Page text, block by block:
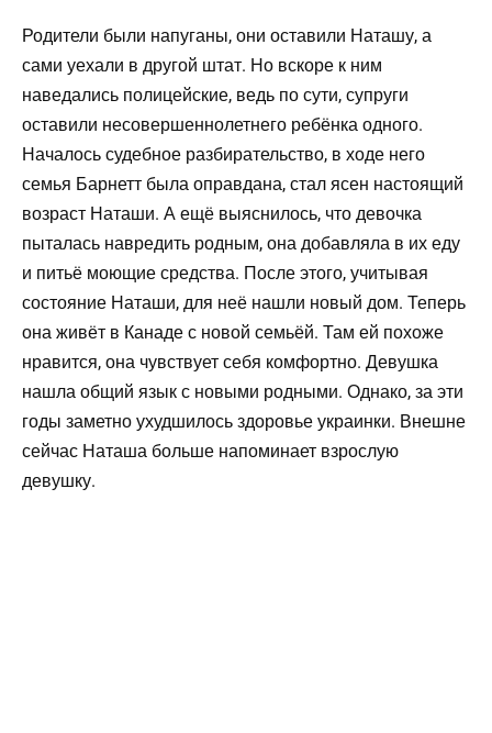
Родители были напуганы, они оставили Наташу, а
сами уехали в другой штат. Но вскоре к ним
наведались полицейские, ведь по сути, супруги
оставили несовершеннолетнего ребёнка одного.
Началось судебное разбирательство, в ходе него
семья Барнетт была оправдана, стал ясен настоящий
возраст Наташи. А ещё выяснилось, что девочка
пыталась навредить родным, она добавляла в их еду
и питьё моющие средства. После этого, учитывая
состояние Наташи, для неё нашли новый дом. Теперь
она живёт в Канаде с новой семьёй. Там ей похоже
нравится, она чувствует себя комфортно. Девушка
нашла общий язык с новыми родными. Однако, за эти
годы заметно ухудшилось здоровье украинки. Внешне
сейчас Наташа больше напоминает взрослую
девушку.